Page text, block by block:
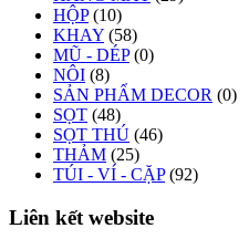
HỘP (10)
KHAY (58)
MŨ - DÉP (0)
NÔI (8)
SẢN PHẨM DECOR (0)
SỌT (48)
SỌT THÚ (46)
THẢM (25)
TÚI - VÍ - CẶP (92)
Liên kết website